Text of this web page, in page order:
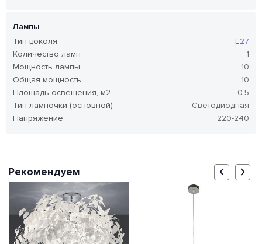
Лампы
Тип цоколя
E27
Количество ламп
1
Мощность лампы
10
Общая мощность
10
Площадь освещения, м2
0.5
Тип лампочки (основной)
Светодиодная
Напряжение
220-240
Рекомендуем